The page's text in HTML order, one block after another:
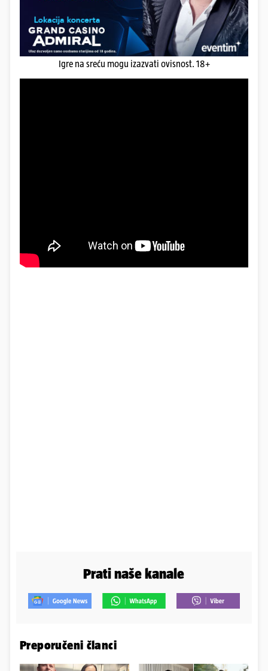
Igre na sreću mogu izazvati ovisnost. 18+
Prati naše kanale
Preporučeni članci